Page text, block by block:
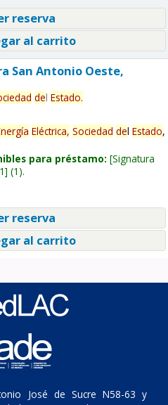
reserva
al carrito
San Antonio Oeste,
del Estado.
Eléctrica, Sociedad del Estado,
para préstamo: Signatura
(1).
reserva
al carrito
José de Sucre N58-63 y